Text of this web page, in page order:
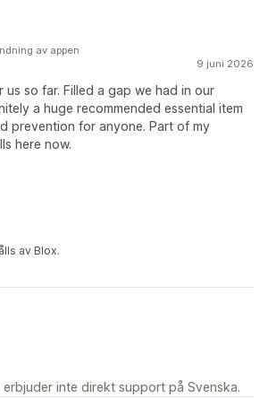
9 juni 2026
us so far. Filled a gap we had in our
a huge recommended essential item
prevention for anyone. Part of my
here now.
av appen
av Blox.
erbjuder inte direkt support på Svenska.